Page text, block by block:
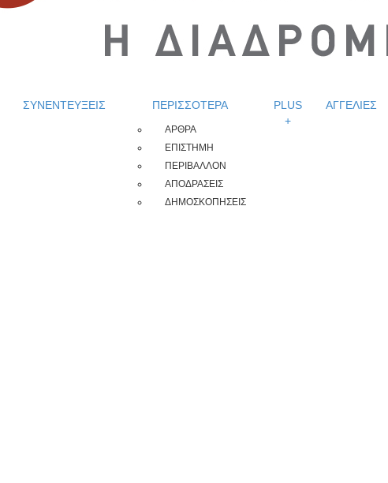
ΣΥΝΕΝΤΕΥΞΕΙΣ ΠΕΡΙΣΣΟΤΕΡΑ
ΑΡΘΡΑ
ΕΠΙΣΤΗΜΗ
ΠΕΡΙΒΑΛΛΟΝ
ΑΠΟΔΡΑΣΕΙΣ
ΔΗΜΟΣΚΟΠΗΣΕΙΣ
PLUS
+
ΑΓΓΕΛΙΕΣ